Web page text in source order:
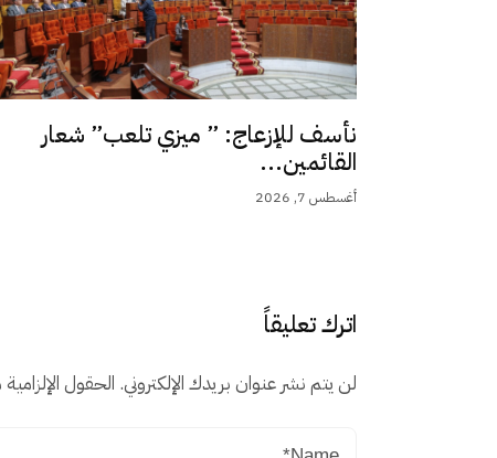
نأسف للإزعاج: ” ميزي تلعب” شعار
القائمين...
أغسطس 7, 2026
اترك تعليقاً
لن يتم نشر عنوان بريدك الإلكتروني. الحقول